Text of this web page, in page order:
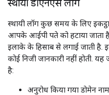
स्थायी डीएनएस लॉग
स्थायी लॉग कुछ समय के लिए
आपके आईपी पते को हटाया जाता
इलाके के हिसाब से लगाई जाती है.
कोई निजी जानकारी नहीं होती.
है:
अनुरोध किया गया डोमेन नाम